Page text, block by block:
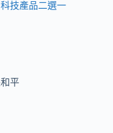
技產品二選一
平